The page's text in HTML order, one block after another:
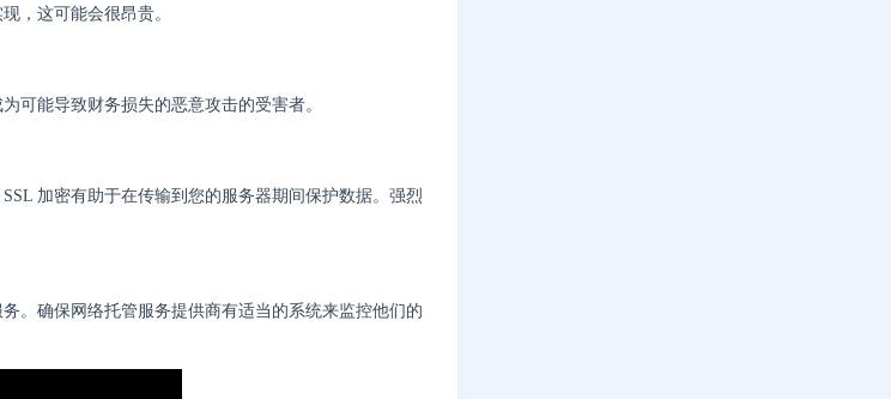
，这可能会很昂贵。
可能导致财务损失的恶意攻击的受害者。
加密有助于在传输到您的服务器期间保护数据。强烈
。确保网络托管服务提供商有适当的系统来监控他们的